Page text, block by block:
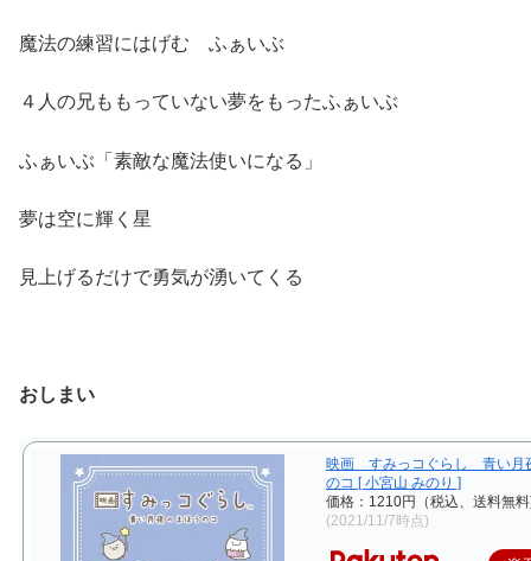
魔法の練習にはげむ ふぁいぶ
４人の兄ももっていない夢をもったふぁいぶ
ふぁいぶ「素敵な魔法使いになる」
夢は空に輝く星
見上げるだけで勇気が湧いてくる
おしまい
映画 すみっコぐらし 青い月
のコ [ 小宮山 みのり ]
価格：1210円（税込、送料無
(2021/11/7時点)